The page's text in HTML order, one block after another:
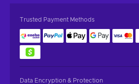
Trusted Payment Methods
Data Encryption & Protection